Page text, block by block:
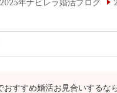
2025年ナビレラ婚活ブログ
おすすめ婚活お見合いするな